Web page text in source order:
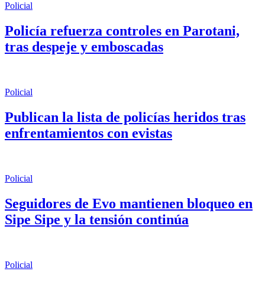
Policial
Policía refuerza controles en Parotani,
tras despeje y emboscadas
Policial
Publican la lista de policías heridos tras
enfrentamientos con evistas
Policial
Seguidores de Evo mantienen bloqueo en
Sipe Sipe y la tensión continúa
Policial